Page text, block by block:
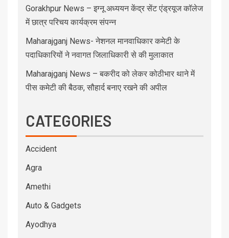
Gorakhpur News – इग्नू अध्ययन केंद्र सेंट एंड्रयूज कॉलेज
में छात्र परिचय कार्यक्रम संपन्न
Maharajganj News- नेशनल मानवाधिकार कमेटी के
पदाधिकारियों ने नवागत जिलाधिकारी से की मुलाकात
Maharajganj News – बकरीद को लेकर कोठीभार थाने में
पीस कमेटी की बैठक, सौहार्द बनाए रखने की अपील
CATEGORIES
Accident
Agra
Amethi
Auto & Gadgets
Ayodhya